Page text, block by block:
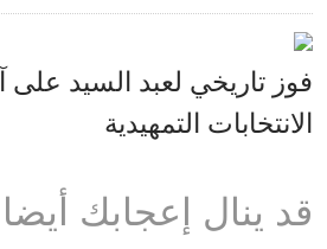
فوز تاريخي لعبد السيد على
الانتخابات التمهيدية
قد ينال إعجابك أيضا